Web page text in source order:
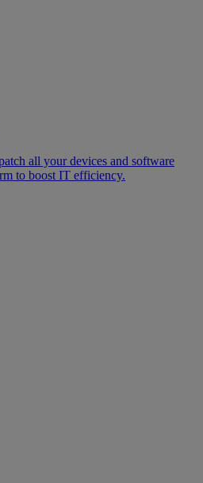
all your devices and software
to boost IT efficiency.